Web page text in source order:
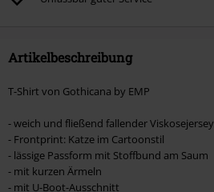
Artikel, die einen Spendenbeitrag beinhalten.
Artikelbeschreibung
T-Shirt von Gothicana by EMP
- weich und fließend fallender Viskosejersey
- Frontprint: Katze im Cartoonstil
- lässige Passform mit Stoffbund am Saum
- mit kurzen Ärmeln
- mit U-Boot-Ausschnitt